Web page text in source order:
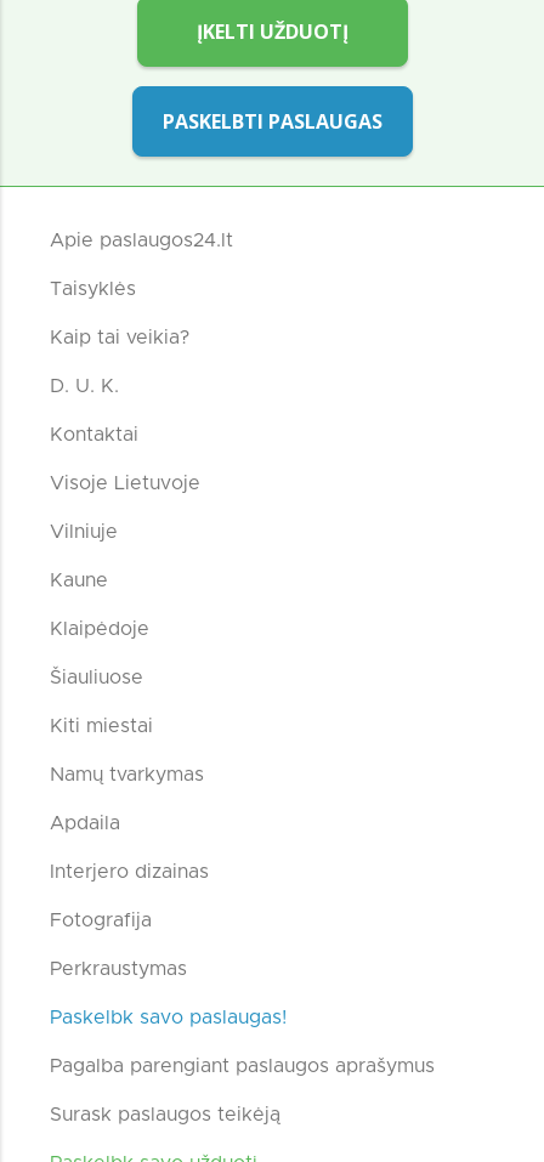
ĮKELTI UŽDUOTĮ
PASKELBTI PASLAUGAS
Apie paslaugos24.lt
Taisyklės
Kaip tai veikia?
D. U. K.
Kontaktai
Visoje Lietuvoje
Vilniuje
Kaune
Klaipėdoje
Šiauliuose
Kiti miestai
Namų tvarkymas
Apdaila
Interjero dizainas
Fotografija
Perkraustymas
Paskelbk savo paslaugas!
Pagalba parengiant paslaugos aprašymus
Surask paslaugos teikėją